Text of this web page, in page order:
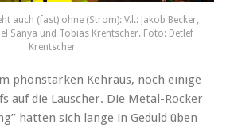
auch (fast) ohne (Strom): V.l.: Jakob Becker,
Sanya und Tobias Krentscher. Foto: Detlef
Krentscher
phonstarken Kehraus, noch einige
auf die Lauscher. Die Metal-Rocker
hatten sich lange in Geduld üben